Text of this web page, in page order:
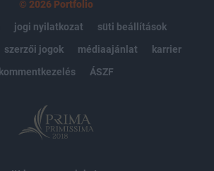
© 2026 Portfolio
jogi nyilatkozat
süti beállítások
szerzői jogok médiaajánlat
karrier
kommentkezelés
ÁSZF